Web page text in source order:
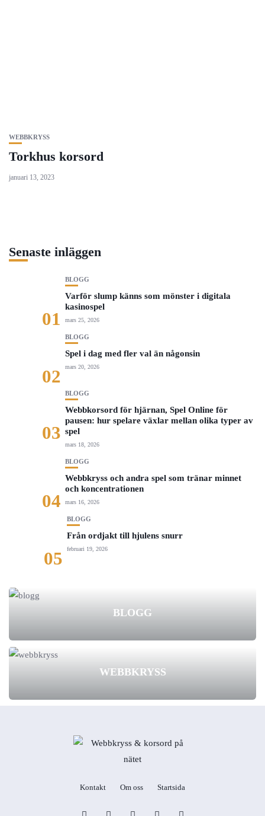
WEBBKRYSS
Torkhus korsord
januari 13, 2023
Senaste inläggen
01
BLOGG
Varför slump känns som mönster i digitala
kasinospel
mars 25, 2026
02
BLOGG
Spel i dag med fler val än någonsin
mars 20, 2026
03
BLOGG
Webbkorsord för hjärnan, Spel Online för
pausen: hur spelare växlar mellan olika typer av
spel
mars 18, 2026
04
BLOGG
Webbkryss och andra spel som tränar minnet
och koncentrationen
mars 16, 2026
05
BLOGG
Från ordjakt till hjulens snurr
februari 19, 2026
BLOGG
WEBBKRYSS
Kontakt Om oss Startsida